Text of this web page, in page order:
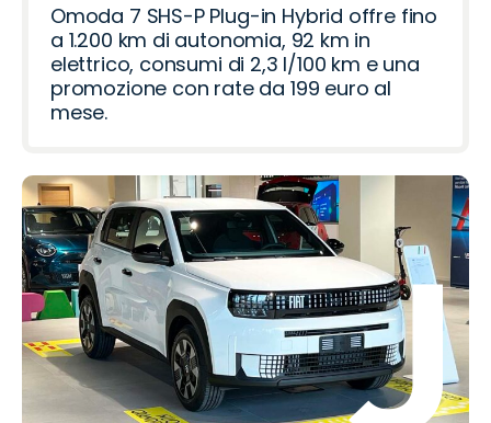
Omoda 7 SHS-P Plug-in Hybrid offre fino
a 1.200 km di autonomia, 92 km in
elettrico, consumi di 2,3 l/100 km e una
promozione con rate da 199 euro al
mese.